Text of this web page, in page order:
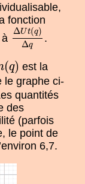
fonction
ΔUt(q)
Δq
ΔUt(q)
.
(q)
(q) est la
le graphe ci-
quantités
des
(parfois
le point de
6,7.